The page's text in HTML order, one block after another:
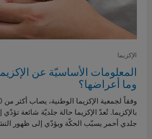
الإكزيما
المعلومات الأساسيّة عن
وما أعراضها؟
بالإكزيما. تُعدّ الإكزيما حالة جلديّة شائعة
جلدي أحمر يسبّب الحكّة ويؤدّي إلى ظهور